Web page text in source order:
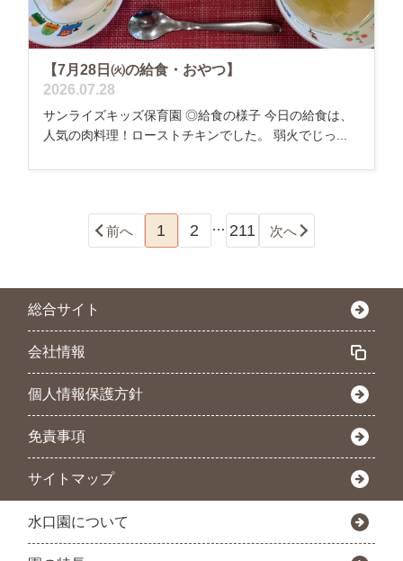
【7月28日㈫の給食・おやつ】
2026.07.28
サンライズキッズ保育園 ◎給食の様子 今日の給食は、
人気の肉料理！ローストチキンでした。 弱火でじっ...
前へ 1 2 … 211 次へ
総合サイト
会社情報
個人情報保護方針
免責事項
サイトマップ
水口園について